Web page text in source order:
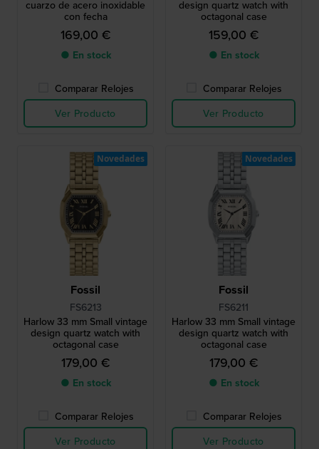
cuarzo de acero inoxidable
con fecha
169,00 €
● En stock
Comparar Relojes
Ver Producto
design quartz watch with
octagonal case
159,00 €
● En stock
Comparar Relojes
Ver Producto
Fossil
FS6213
Harlow 33 mm Small vintage
design quartz watch with
octagonal case
179,00 €
● En stock
Comparar Relojes
Ver Producto
Novedades
Fossil
FS6211
Harlow 33 mm Small vintage
design quartz watch with
octagonal case
179,00 €
● En stock
Comparar Relojes
Ver Producto
Novedades